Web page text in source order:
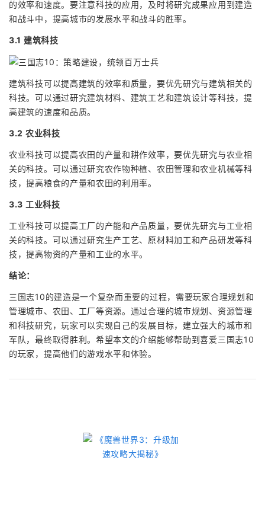
的效率和速度。要注意科技的应用，及时将研究成果应用到建造
和战斗中，提高城市的发展水平和战斗的胜率。
3.1 建筑科技
建筑科技可以提高建筑的效率和质量，要优先研究与建筑相关的
科技。可以通过研究建筑材料、建筑工艺和建筑设计等科技，提
高建筑的速度和品质。
3.2 农业科技
农业科技可以提高农田的产量和耕作效率，要优先研究与农业相
关的科技。可以通过研究农作物种植、农田管理和农业机械等科
技，提高粮食的产量和农田的利用率。
3.3 工业科技
工业科技可以提高工厂的产能和产品质量，要优先研究与工业相
关的科技。可以通过研究生产工艺、原材料加工和产品研发等科
技，提高物资的产量和工业的水平。
结论：
三国志10的建造是一个复杂而重要的过程，需要玩家合理规划和
管理城市、农田、工厂等资源。通过合理的城市规划、资源管理
和科技研究，玩家可以实现自己的发展目标，建立强大的城市和
军队，最终取得胜利。希望本文的介绍能够帮助到喜爱三国志10
的玩家，提高他们的游戏水平和体验。